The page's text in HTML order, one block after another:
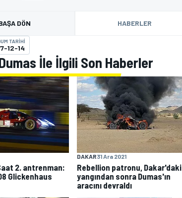
DÖN HABERLER
TARIHI
12-14
İle İlgili Son Haberler
2. antrenman:
Glickenhaus
DAKAR31 Ara 2021
Rebellion patronu, Dakar'daki
yangından sonra Dumas'ın
aracını devraldı